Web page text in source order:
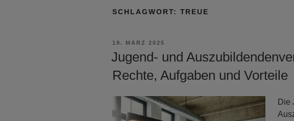
SCHLAGWORT: TREUE
VERÖFFENTLICHT
19. MÄRZ 2025
Jugend- und
Rechte, Aufgaben und Vorteile
Die